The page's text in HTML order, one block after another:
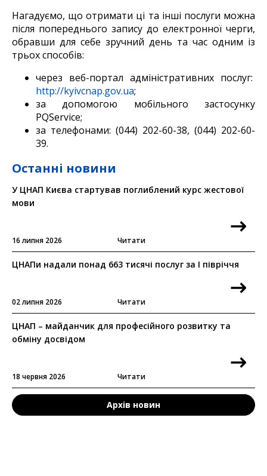
Нагадуємо, що отримати ці та інші послуги можна
після попереднього запису до електронної черги,
обравши для себе зручний день та час одним із
трьох способів:
через веб-портал адміністративних послуг:
http://kyivcnap.gov.ua;
за допомогою мобільного застосунку
PQService;
за телефонами: (044) 202-60-38, (044) 202-60-
39.
Останні новини
У ЦНАП Києва стартував поглиблений курс жестової
мови
16 липня 2026 Читати
ЦНАПи надали понад 663 тисячі послуг за I півріччя
02 липня 2026 Читати
ЦНАП – майданчик для професійного розвитку та
обміну досвідом
18 червня 2026 Читати
Архів новин